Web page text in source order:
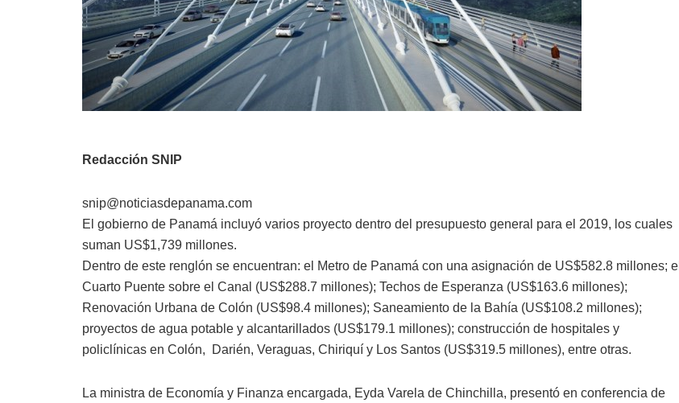
Redacción SNIP
snip@noticiasdepanama.com
El gobierno de Panamá incluyó varios proyecto dentro del presupuesto general para el 2019, los cuales
suman US$1,739 millones.
Dentro de este renglón se encuentran: el Metro de Panamá con una asignación de US$582.8 millones; el
Cuarto Puente sobre el Canal (US$288.7 millones); Techos de Esperanza (US$163.6 millones);
Renovación Urbana de Colón (US$98.4 millones); Saneamiento de la Bahía (US$108.2 millones);
proyectos de agua potable y alcantarillados (US$179.1 millones); construcción de hospitales y
policlínicas en Colón, Darién, Veraguas, Chiriquí y Los Santos (US$319.5 millones), entre otras.
La ministra de Economía y Finanza encargada, Eyda Varela de Chinchilla, presentó en conferencia de